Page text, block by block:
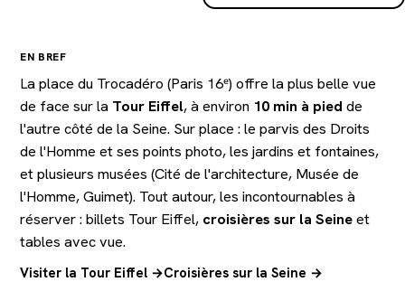
EN BREF
La place du Trocadéro (Paris 16ᵉ) offre la plus belle vue
de face sur la Tour Eiffel, à environ 10 min à pied de
l'autre côté de la Seine. Sur place : le parvis des Droits
de l'Homme et ses points photo, les jardins et fontaines,
et plusieurs musées (Cité de l'architecture, Musée de
l'Homme, Guimet). Tout autour, les incontournables à
réserver : billets Tour Eiffel, croisières sur la Seineet
tables avec vue.
Visiter la Tour Eiffel →Croisières sur la Seine →